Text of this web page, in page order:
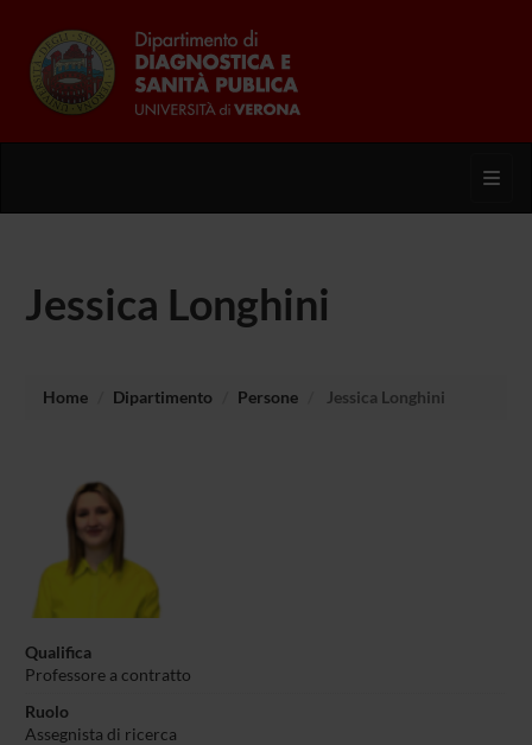
Jessica Longhini
Home Dipartimento Persone Jessica Longhini
Qualifica
Professore a contratto
Ruolo
Assegnista di ricerca